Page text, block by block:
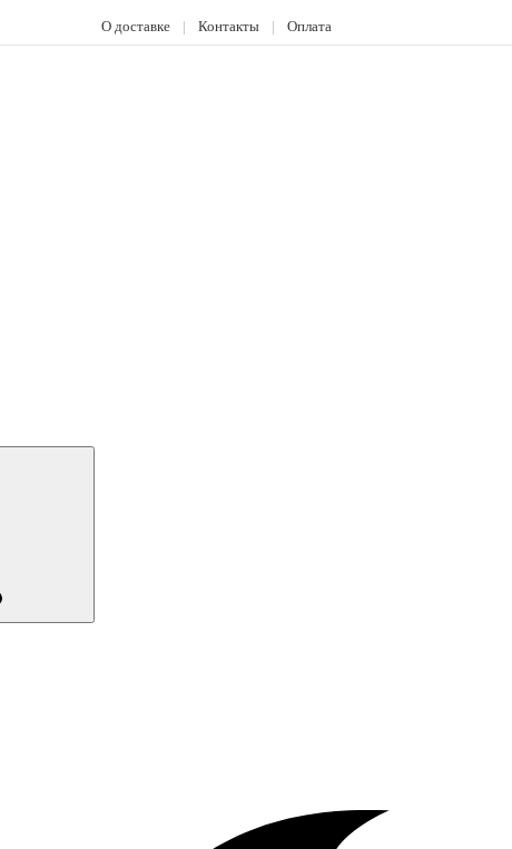
О доставке | Контакты | Оплата